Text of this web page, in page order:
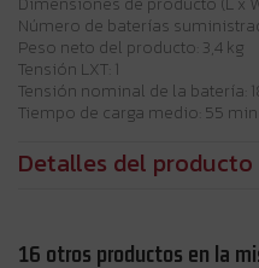
Número de baterías
Peso neto del producto: 3,4 kg
Tensión LXT: 1
Tensión nominal de la batería:
Tiempo de carga medio: 55 min
Detalles del producto
16 otros productos en la